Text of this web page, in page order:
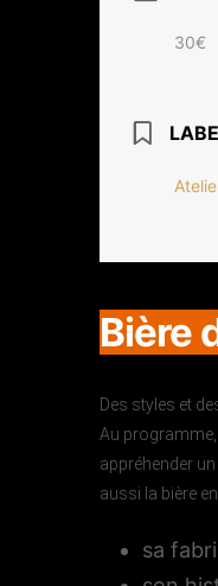
30€
Bière
Des styles et
Au
appréhender
aussi la bière
sa